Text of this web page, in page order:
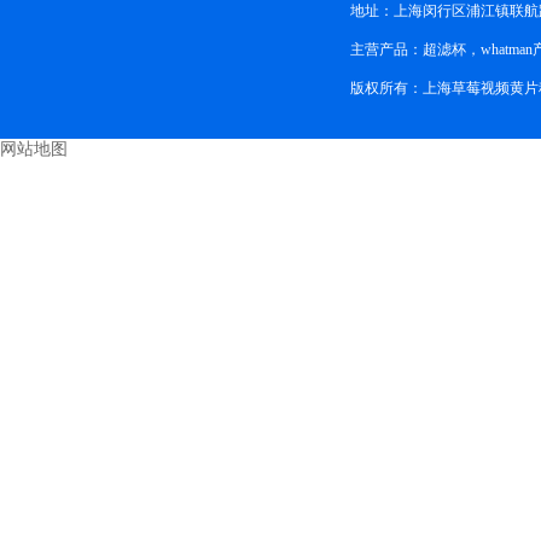
地址：上海闵行区浦江镇联
主营产品：超滤杯，whatman
版权所有：上海草莓视频黄
网站地图